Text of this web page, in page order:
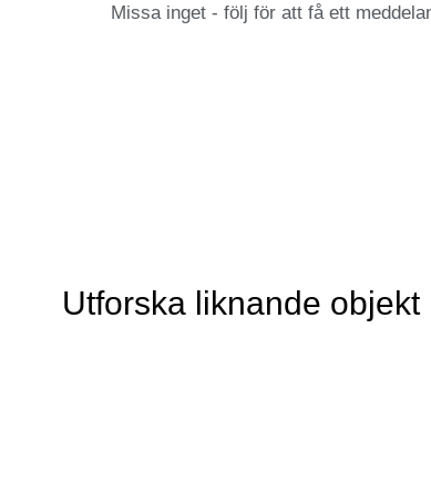
Missa inget - följ för att få ett
Utforska liknande objekt